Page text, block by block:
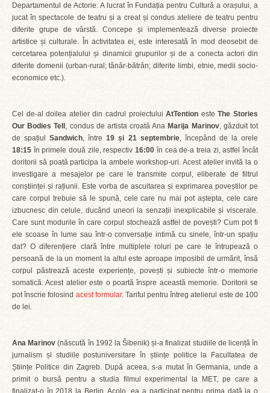
Departamentul de Actorie. A lucrat în Fundația pentru Cultură a orașului, a
jucat în spectacole de teatru și a creat și condus ateliere de teatru pentru
diferite grupe de vârstă. Concepe și implementează diverse proiecte
artistice și culturale. În activitatea ei, este interesată în mod deosebit de
cercetarea potențialului și dinamicii grupurilor și de a conecta actori din
diferite domenii (urban-rural; tânăr-bătrân; diferite limbi, etnie, medii socio-
economice etc.).
Cel de-al doilea atelier din cadrul proiectuluiAtTention esteThe Stories
Our Bodies Tell , condus de artista croată Ana Marija Marinov, găzduit tot
de spațiulSandwich, între19 și 21 septembrie, începând de la orele
18:15 în primele două zile, respectiv16:00 în cea de-a treia zi, astfel încât
doritorii să poată participa la ambele workshop-uri. Acest atelier invită la o
investigare a mesajelor pe care le transmite corpul, eliberate de filtrul
conștiinței și rațiunii. Este vorba de ascultarea și exprimarea poveștilor pe
care corpul trebuie să le spună, cele care nu mai pot aștepta, cele care
izbucnesc din celule, ducând uneori la senzații inexplicabile și viscerale.
Care sunt modurile în care corpul stochează astfel de povești? Cum pot fi
ele scoase în lume sau într-o conversație intimă cu sinele, într-un spațiu
dat? O diferențiere clară între multiplele roluri pe care le întrupează o
persoană de la un moment la altul este aproape imposibil de urmărit, însă
corpul păstrează aceste experiențe, povești și subiecte într-o memorie
somatică. Acest atelier este o poartă înspre această memorie. Doritorii se
pot înscrie folosind acest formular. Tariful pentru întreg atelierul este de 100
de lei.
Ana Marinov (născută în 1992 la Šibenik) și-a finalizat studiile de licență în
jurnalism și studiile postuniversitare în științe politice la Facultatea de
Științe Politice din Zagreb. După aceea, s-a mutat în Germania, unde a
primit o bursă pentru a studia filmul experimental la MET, pe care a
finalizat-o în 2018 la Berlin. Acolo, ea a participat pentru prima dată la o